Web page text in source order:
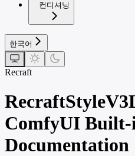
컨디셔닝
한국어
Recraft
ComfyUI Built-
Documentation